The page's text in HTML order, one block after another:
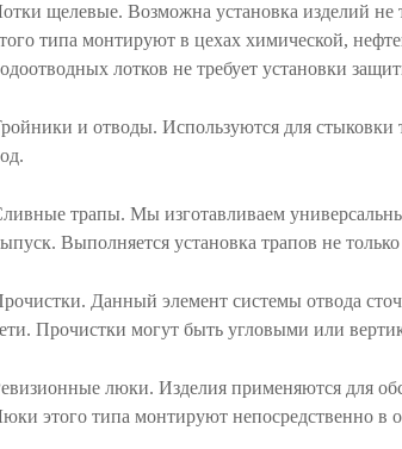
щелевые. Возможна установка изделий
типа монтируют в цехах химической,
лотков не требует установки
и отводы. Используются для стыковки
трапы. Мы изготавливаем
Выполняется установка трапов не
Данный элемент системы отвода
Прочистки могут быть угловыми или
люки. Изделия применяются для
этого типа монтируют непосредственно в